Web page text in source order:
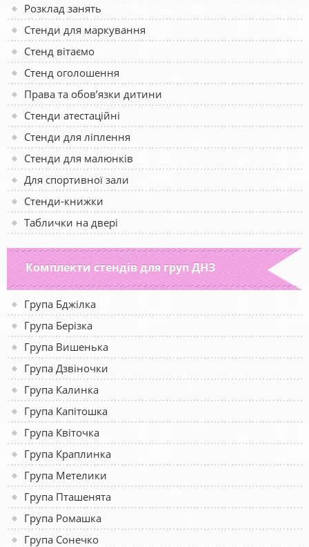
Розклад занять
Стенди для маркування
Стенд вітаємо
Стенд оголошення
Права та обов’язки дитини
Стенди атестаційні
Стенди для ліплення
Стенди для малюнків
Для спортивної зали
Стенди-книжки
Таблички на двері
Комплекти стендів для груп ДНЗ
Група Бджілка
Група Берізка
Група Вишенька
Група Дзвіночки
Група Калинка
Група Капітошка
Група Квіточка
Група Краплинка
Група Метелики
Група Пташенята
Група Ромашка
Група Сонечко